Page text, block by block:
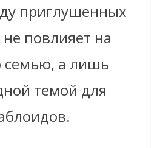
приглушенных
повлияет на
семью, а лишь
темой для